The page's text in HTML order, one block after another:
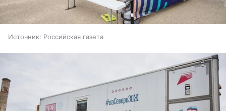
Источник: Российская газета